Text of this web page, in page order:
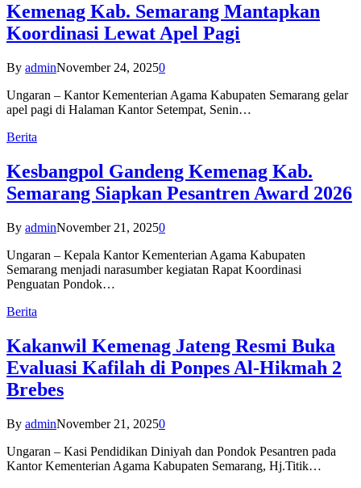
Kemenag Kab. Semarang Mantapkan
Koordinasi Lewat Apel Pagi
By adminNovember 24, 20250
Ungaran – Kantor Kementerian Agama Kabupaten Semarang gelar
apel pagi di Halaman Kantor Setempat, Senin…
Berita
Kesbangpol Gandeng Kemenag Kab.
Semarang Siapkan Pesantren Award 2026
By adminNovember 21, 20250
Ungaran – Kepala Kantor Kementerian Agama Kabupaten
Semarang menjadi narasumber kegiatan Rapat Koordinasi
Penguatan Pondok…
Berita
Kakanwil Kemenag Jateng Resmi Buka
Evaluasi Kafilah di Ponpes Al-Hikmah 2
Brebes
By adminNovember 21, 20250
Ungaran – Kasi Pendidikan Diniyah dan Pondok Pesantren pada
Kantor Kementerian Agama Kabupaten Semarang, Hj.Titik…